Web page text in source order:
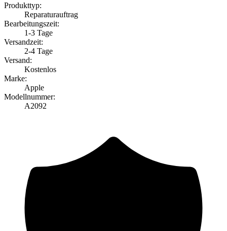
Produkttyp:
Reparaturauftrag
Bearbeitungszeit:
1-3 Tage
Versandzeit:
2-4 Tage
Versand:
Kostenlos
Marke:
Apple
Modellnummer:
A2092